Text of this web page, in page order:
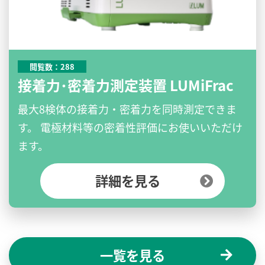
閲覧数：288
接着力･密着力測定装置 LUMiFrac
最大8検体の接着力・密着力を同時測定できま
す。 電極材料等の密着性評価にお使いいただけ
ます。
詳細を見る
一覧を見る